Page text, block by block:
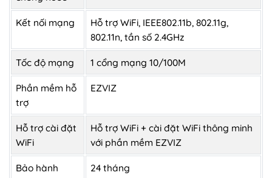
Kết nối mạng
Hỗ trợ WiFi, IEEE802.11b, 802.11g,
802.11n, tần số 2.4GHz
Tốc độ mạng 1 cổng mạng 10/100M
Phần mềm hỗ
trợ
EZVIZ
Hỗ trợ cài đặt
WiFi
Hỗ trợ WiFi + cài đặt WiFi thông minh
với phần mềm EZVIZ
Bảo hành 24 tháng